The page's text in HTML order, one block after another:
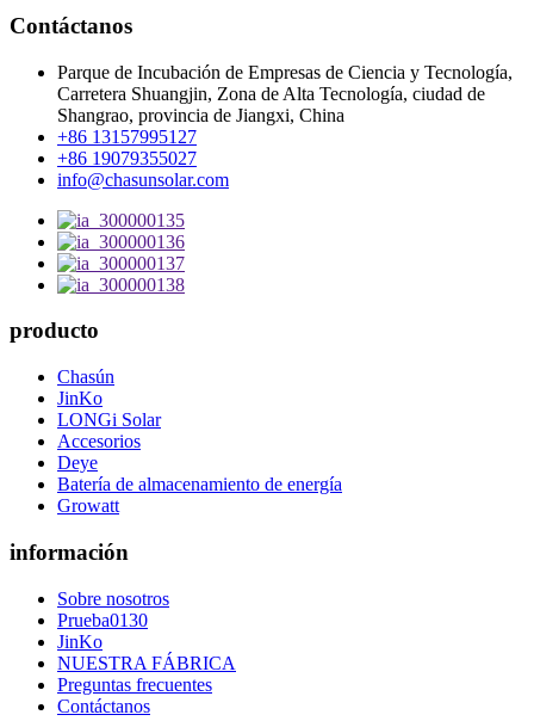
Contáctanos
Parque de Incubación de Empresas de Ciencia y Tecnología,
Carretera Shuangjin, Zona de Alta Tecnología, ciudad de
Shangrao, provincia de Jiangxi, China
+86 13157995127
+86 19079355027
info@chasunsolar.com
producto
Chasún
JinKo
LONGi Solar
Accesorios
Deye
Batería de almacenamiento de energía
Growatt
información
Sobre nosotros
Prueba0130
JinKo
NUESTRA FÁBRICA
Preguntas frecuentes
Contáctanos